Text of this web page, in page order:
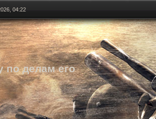
04:22
по делам его